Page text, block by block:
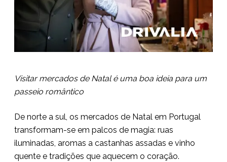
Visitar mercados de Natal é uma boa ideia para um
passeio romântico
De norte a sul, os mercados de Natal em Portugal
transformam-se em palcos de magia: ruas
iluminadas, aromas a castanhas assadas e vinho
quente e tradições que aquecem o coração.